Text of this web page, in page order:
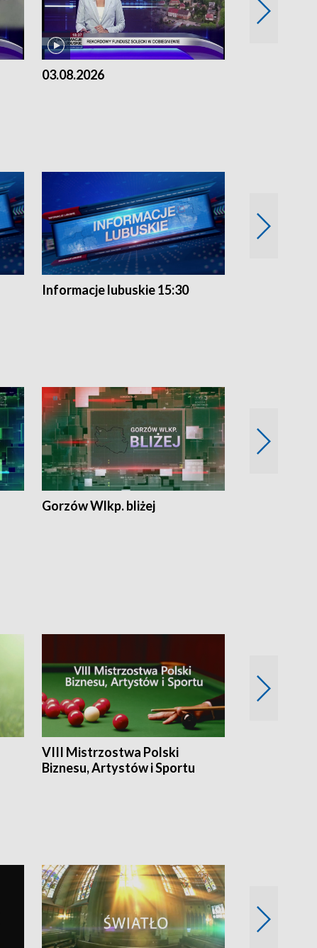
03.08.2026
Informacje lubuskie 15:30
Gorzów Wlkp. bliżej
VIII Mistrzostwa Polski
Biznesu, Artystów i Sportu